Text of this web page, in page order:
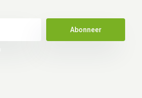
Abonneer